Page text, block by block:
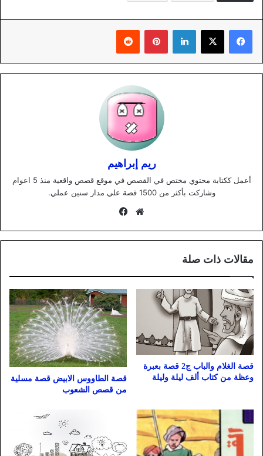
لينكدإن بينتيريست
ريم إبراهيم
أعمل ككتابة محتوي مختص في القصص في موقع قصص واقعية منذ 5 اعوام
وشاركت بأكثر من 1500 قصة علي مدار سنين عملي.
موقع
مقالات ذات صلة
قصة الغلام والباب ج2 قصة بعبرة
وعظة من كتاب ألف ليلة وليلة
قصة الطاووس الابيض قصة مسلية
من قصص الشعوب